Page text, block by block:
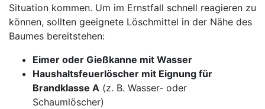
Situation kommen. Um im Ernstfall schnell reagieren zu
können, sollten geeignete Löschmittel in der Nähe des
Baumes bereitstehen:
Eimer oder Gießkanne mit Wasser
Haushaltsfeuerlöscher mit Eignung für
Brandklasse A (z. B. Wasser- oder
Schaumlöscher)